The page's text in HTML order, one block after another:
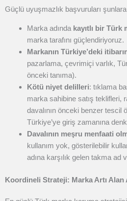
Güçlü uyuşmazlık başvuruları şunlara
Marka adında kayıtlı bir Türk
marka tarafını güçlendiriyoruz.
Markanın Türkiye’deki
pazarlama, çevrimiçi varlık,
önceki tanıma).
Kötü niyet delilleri: tıklama
marka sahibine satış teklifleri,
davalının önceki benzer tescil
Türkiye’ye giriş zamanına
Davalının meşru menfaati
kullanım yok, gösterilebilir
adına karşılık gelen takma ad
Koordineli Strateji: Marka Artı Alan